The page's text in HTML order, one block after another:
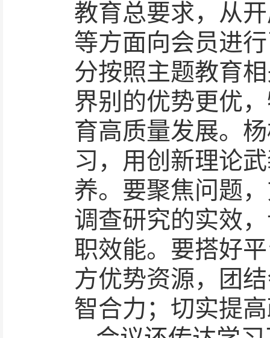
教育总要求，从
等方面向会员进
分按照主题教育
界别的优势更优
育高质量发展。
习，用创新理论
养。要聚焦问题
调查研究的实效
职效能。要搭好
方优势资源，团
智合力；切实提